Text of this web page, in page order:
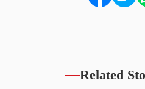
Related